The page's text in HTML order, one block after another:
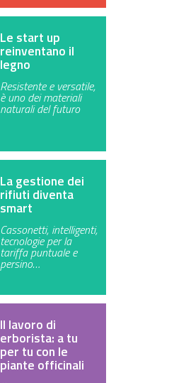
Le start up
reinventano il
legno
Resistente e versatile,
è uno dei materiali
naturali del futuro
La gestione dei
rifiuti diventa
smart
Cassonetti, intelligenti,
tecnologie per la
tariffa puntuale e
persino…
Il lavoro di
erborista: a tu
per tu con le
piante officinali